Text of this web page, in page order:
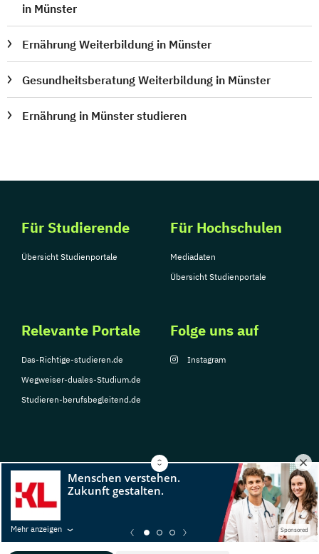
Mehr anzeigen Sponsored
in Münster
Ernährung Weiterbildung in Münster
Gesundheitsberatung Weiterbildung in Münster
Ernährung in Münster studieren
Für Studierende
Übersicht Studienportale
Für Hochschulen
Mediadaten
Übersicht Studienportale
Relevante Portale
Das-Richtige-studieren.de
Wegweiser-duales-Studium.de
Studieren-berufsbegleitend.de
Folge uns auf
Instagram
© Copyright 2026, TarGroup Media GmbH
Nutzungsbedingungen